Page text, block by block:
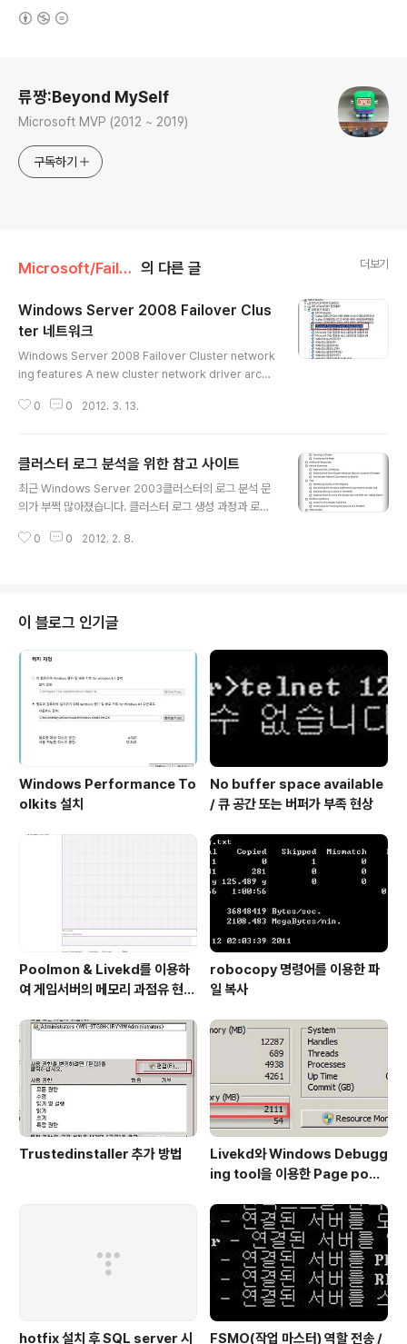
류짱:Beyond MySelf
Microsoft MVP (2012 ~ 2019)
구독하기
Microsoft/Failover Cluster 의 다른 글 더보기
Windows Server 2008 Failover Clus
ter 네트워크
Windows Server 2008 Failover Cluster network
ing features A new cluster network driver archit
erent, routed networks in support of multi-site c
(heartbeat) mechanism Support for IPv6 New cl
uster network driver architecture The legacy cl
uster network driver (..
0 0 2012. 3. 13.
클러스터 로그 분석을 위한 참고 사이트
최근 Windows Server 2003클러스터의 로그 분석 문
의가 부쩍 많아졌습니다. 클러스터 로그 생성 과정과 로그
에러 메시지 확인 방법] 명령 프롬프트에서 아래 명령어를
because it is being used by another process. [L
og Summary of Cluster Formation] When the Clu
ster service forms a cluster, it does the followi..
0 0 2012. 2. 8.
이 블로그 인기글
Windows Performance To
olkits 설치
No buffer space available
/ 큐 공간 또는 버퍼가 부족 현상
Poolmon & Livekd를 이용하
여 게임서버의 메모리 과점유 현상
robocopy 명령어를 이용한 파
일 복사
Trustedinstaller 추가 방법
Livekd와 Windows Debugg
ing tool을 이용한 Page pool
hotfix 설치 후 SQL server 시 FSMO(작업 마스터) 역할 전송 /